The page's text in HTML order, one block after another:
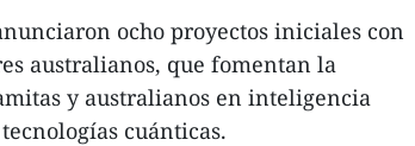
ocho proyectos iniciales con
australianos, que fomentan la
y australianos en inteligencia
cuánticas.